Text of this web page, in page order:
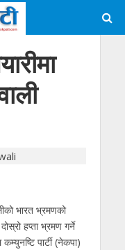
भारत भ्रमणको
हप्ता भ्रमण गर्ने
पार्टी (नेकपा)